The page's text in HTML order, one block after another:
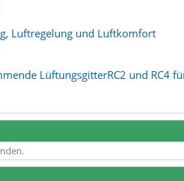
Luftregelung und Luftkomfort
LüftungsgitterRC2 und RC4